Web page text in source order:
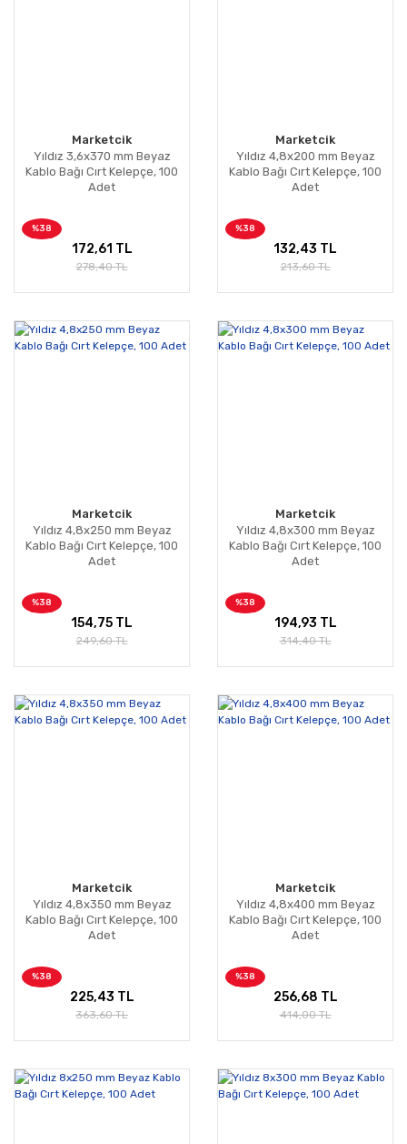
Marketcik
Yıldız 3,6x370 mm Beyaz
Kablo Bağı Cırt Kelepçe, 100
Adet
%38
172,61 TL
278,40 TL
Marketcik
Yıldız 4,8x200 mm Beyaz
Kablo Bağı Cırt Kelepçe, 100
Adet
%38
132,43 TL
213,60 TL
Marketcik
Yıldız 4,8x250 mm Beyaz
Kablo Bağı Cırt Kelepçe, 100
Adet
%38
154,75 TL
249,60 TL
Marketcik
Yıldız 4,8x300 mm Beyaz
Kablo Bağı Cırt Kelepçe, 100
Adet
%38
194,93 TL
314,40 TL
Marketcik
Yıldız 4,8x350 mm Beyaz
Kablo Bağı Cırt Kelepçe, 100
Adet
%38
225,43 TL
363,60 TL
Marketcik
Yıldız 4,8x400 mm Beyaz
Kablo Bağı Cırt Kelepçe, 100
Adet
%38
256,68 TL
414,00 TL